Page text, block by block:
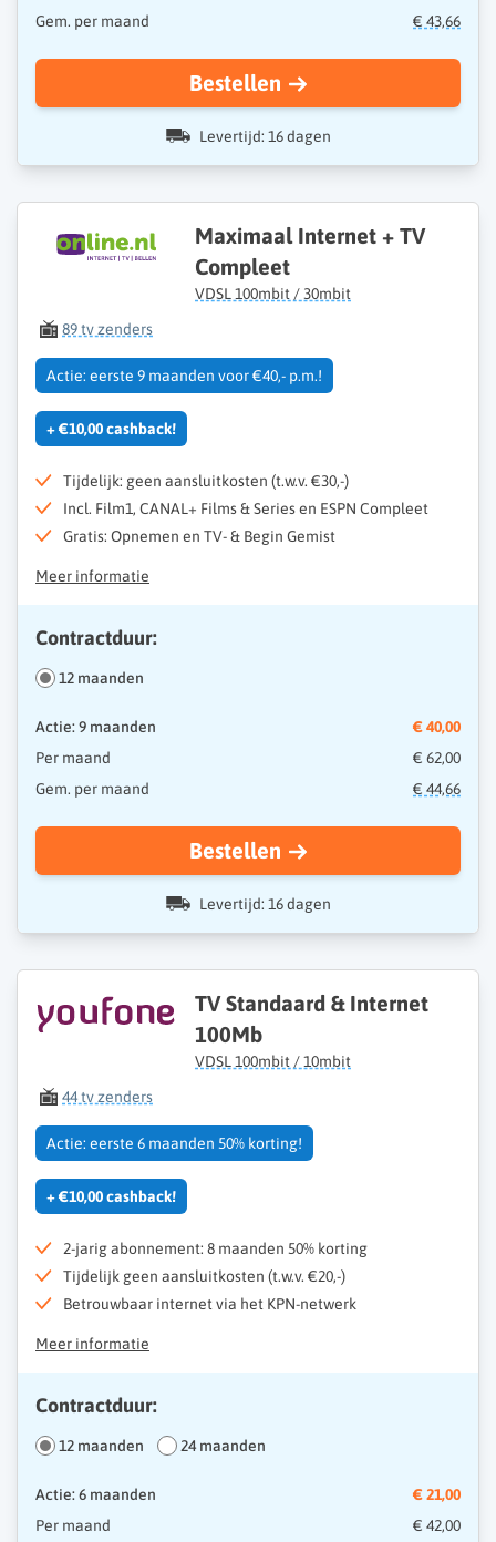
Gem. per maand
€ 43,66
Bestellen
Levertijd: 16 dagen
Maximaal Internet + TV
Compleet
VDSL 100mbit / 30mbit
89 tv zenders
Actie: eerste 9 maanden voor €40,- p.m.!
+ €10,00 cashback!
Tijdelijk: geen aansluitkosten (t.w.v. €30,-)
Incl. Film1, CANAL+ Films & Series en ESPN Compleet
Gratis: Opnemen en TV- & Begin Gemist
Meer informatie
Contractduur:
12 maanden
Actie: 9 maanden
€ 40,00
Per maand
€ 62,00
Gem. per maand
€ 44,66
Bestellen
Levertijd: 16 dagen
TV Standaard & Internet
100Mb
VDSL 100mbit / 10mbit
44 tv zenders
Actie: eerste 6 maanden 50% korting!
+ €10,00 cashback!
2-jarig abonnement: 8 maanden 50% korting
Tijdelijk geen aansluitkosten (t.w.v. €20,-)
Betrouwbaar internet via het KPN-netwerk
Meer informatie
Contractduur:
12 maanden 24 maanden
Actie: 6 maanden
€ 21,00
Per maand
€ 42,00